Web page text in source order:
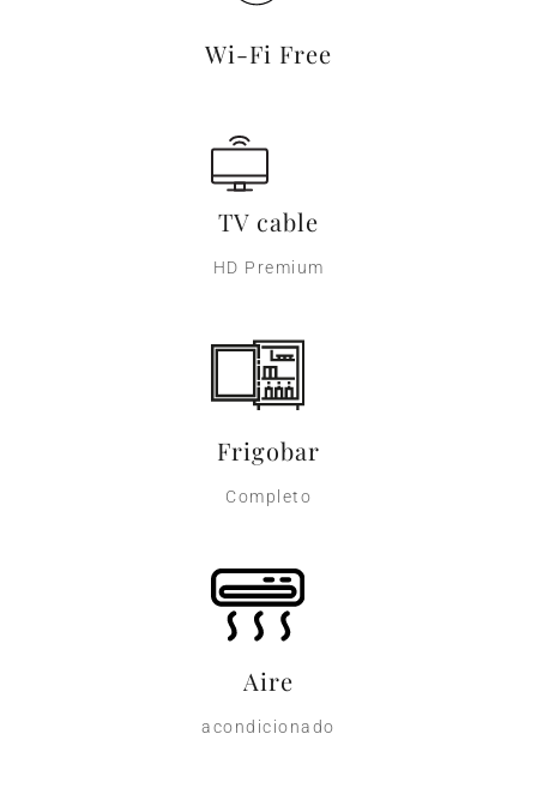
Wi-Fi Free
TV cable
HD Premium
Frigobar
Completo​
Aire
acondicionado